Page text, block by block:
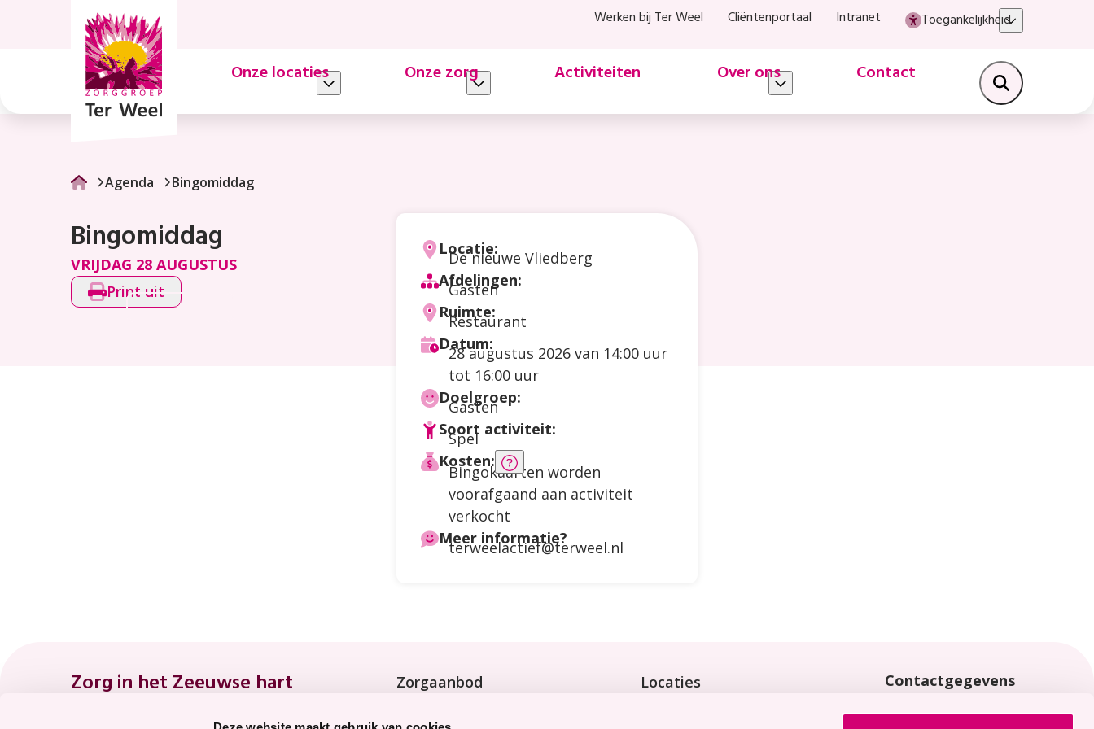
Werken bij Ter Weel Cliëntenportaal Intranet Toegankelijkheid
Onze locaties Onze zorg Activiteiten Over ons Contact
Bingomiddag
Agenda Bingomiddag
Bingomiddag
VRIJDAG 28 AUGUSTUS
Print uit
Locatie:
De nieuwe Vliedberg
Afdelingen:
Gasten
Ruimte:
Restaurant
Datum:
28 augustus 2026 van 14:00 uur
tot 16:00 uur
Doelgroep:
Gasten
Soort activiteit:
Spel
Kosten:
Meer
informatie
over
de
kosten
Bingokaarten worden
voorafgaand aan activiteit
verkocht
Meer informatie?
terweelactief@terweel.nl
Zorg in het Zeeuwse hart Zorgaanbod
Tijdelijke zorg
Locaties Contactgegevens